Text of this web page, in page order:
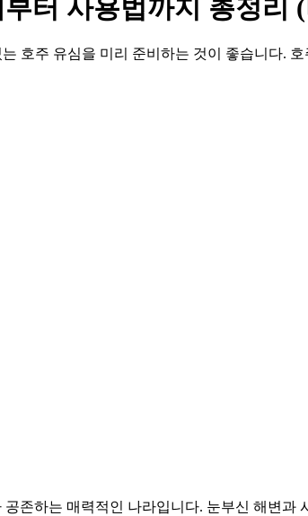
터 사용법까지 총정리
호주 유심을 미리 준비하는 것이 좋습니다.
존하는 매력적인 나라입니다. 눈부신 해변